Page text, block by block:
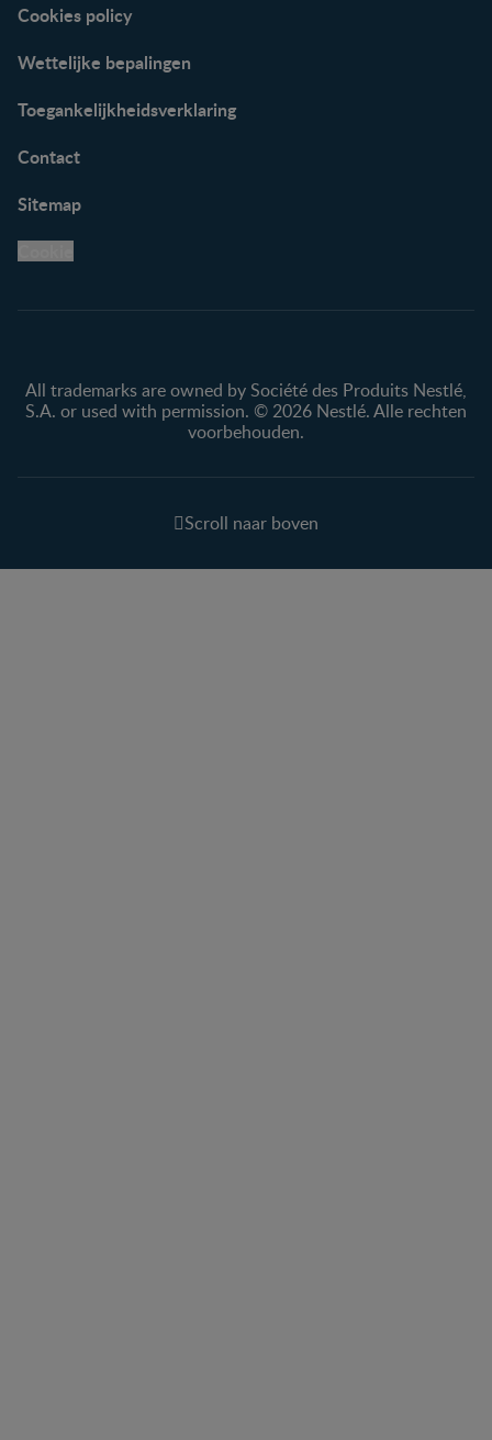
Cookies policy
Wettelijke bepalingen
Toegankelijkheidsverklaring
Contact
Sitemap
All trademarks are owned by Société des Produits Nestlé,
S.A. or used with permission. © 2026 Nestlé. Alle rechten
voorbehouden.
Scroll naar boven